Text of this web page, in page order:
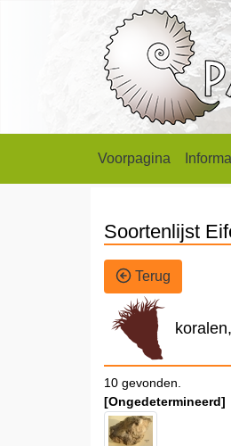
Voorpagina
Soortenlijst
Terug
10 gevonden.
[Ongedetermineerd]